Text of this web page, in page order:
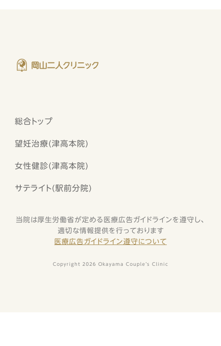
総合トップ
望妊治療(津高本院)
女性健診(津高本院)
サテライト(駅前分院)
当院は厚生労働省が定める医療広告ガイドラインを遵守し、
適切な情報提供を行っております
医療広告ガイドライン遵守について
Copyright 2026 Okayama Couple’s Clinic